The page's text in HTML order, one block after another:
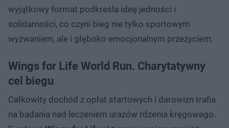
wyjątkowy format podkreśla ideę jedności i
solidarności, co czyni bieg nie tylko sportowym
wyzwaniem, ale i głęboko emocjonalnym przeżyciem.
Wings for Life World Run. Charytatywny
cel biegu
Całkowity dochód z opłat startowych i darowizn trafia
na badania nad leczeniem urazów rdzenia kręgowego.